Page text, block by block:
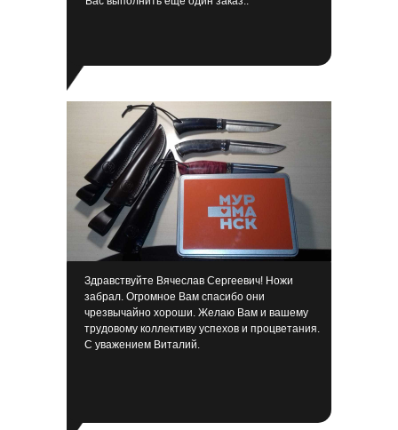
Здравствуйте Вячеслав Сергеевич! Ножи
забрал. Огромное Вам спасибо они
чрезвычайно хороши. Желаю Вам и вашему
трудовому коллективу успехов и процветания.
С уважением Виталий.